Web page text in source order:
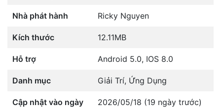
Nhà phát hành Ricky Nguyen
Kích thước 12.11MB
Hỗ trợ Android 5.0, IOS 8.0
Danh mục Giải Trí, Ứng Dụng
Cập nhật vào ngày 2026/05/18 (19 ngày trước)